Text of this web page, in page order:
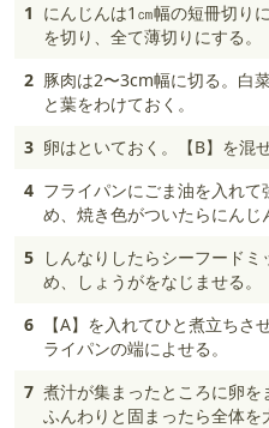
1 にんじんは1㎝幅の短冊切り
を切り、全て薄切りにする。
2 豚肉は2〜3cm幅に切る。白
と葉をわけておく。
3 卵はといておく。【B】を混
4 フライパンにごま油を入れ
め、焼き色がついたらにんじ
5 しんなりしたらシーフード
め、しょうがをなじませる。
6
【A】を入れてひと煮立ち
ライパンの端によせる。
7 煮汁が集まったところに卵
ふんわりと固まったら全体を